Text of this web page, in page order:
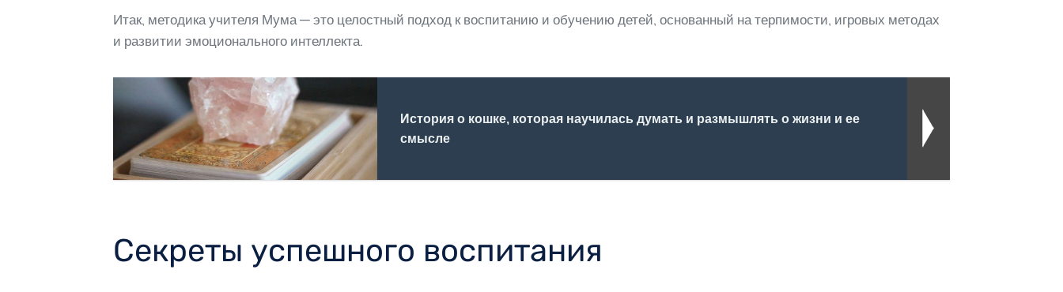
Итак, методика учителя Мума — это целостный подход к воспитанию и обучению детей, основанный на терпимости, игровых методах
и развитии эмоционального интеллекта.
История о кошке, которая научилась думать и размышлять о жизни и ее
смысле
Секреты успешного воспитания